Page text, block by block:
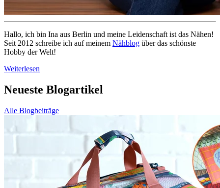
Hallo, ich bin Ina aus Berlin und meine Leidenschaft ist das Nähen!
Seit 2012 schreibe ich auf meinem Nähblog über das schönste
Hobby der Welt!
Weiterlesen
Neueste Blogartikel
Alle Blogbeiträge